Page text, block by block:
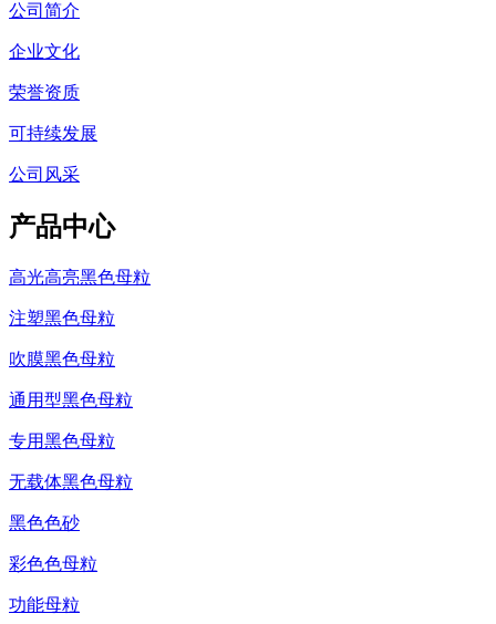
公司简介
企业文化
荣誉资质
可持续发展
公司风采
产品中心
高光高亮黑色母粒
注塑黑色母粒
吹膜黑色母粒
通用型黑色母粒
专用黑色母粒
无载体黑色母粒
黑色色砂
彩色色母粒
功能母粒